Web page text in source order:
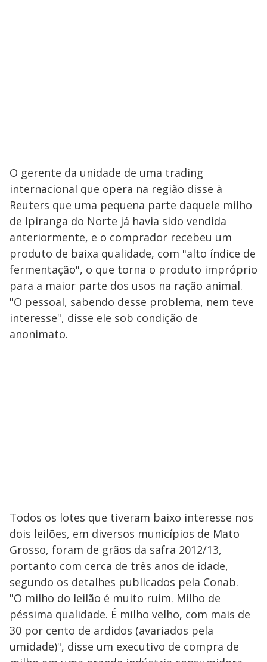
O gerente da unidade de uma trading
internacional que opera na região disse à
Reuters que uma pequena parte daquele milho
de Ipiranga do Norte já havia sido vendida
anteriormente, e o comprador recebeu um
produto de baixa qualidade, com "alto índice de
fermentação", o que torna o produto impróprio
para a maior parte dos usos na ração animal.
"O pessoal, sabendo desse problema, nem teve
interesse", disse ele sob condição de
anonimato.
Todos os lotes que tiveram baixo interesse nos
dois leilões, em diversos municípios de Mato
Grosso, foram de grãos da safra 2012/13,
portanto com cerca de três anos de idade,
segundo os detalhes publicados pela Conab.
"O milho do leilão é muito ruim. Milho de
péssima qualidade. É milho velho, com mais de
30 por cento de ardidos (avariados pela
umidade)", disse um executivo de compra de